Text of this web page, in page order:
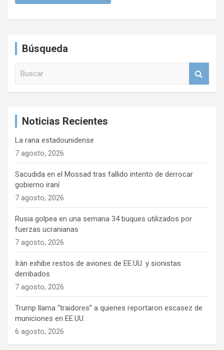
Búsqueda
Noticias Recientes
La rana estadounidense
7 agosto, 2026
Sacudida en el Mossad tras fallido intento de derrocar
gobierno iraní
7 agosto, 2026
Rusia golpea en una semana 34 buques utilizados por
fuerzas ucranianas
7 agosto, 2026
Irán exhibe restos de aviones de EE.UU. y sionistas
derribados
7 agosto, 2026
Trump llama “traidores” a quienes reportaron escasez de
municiones en EE.UU.
6 agosto, 2026